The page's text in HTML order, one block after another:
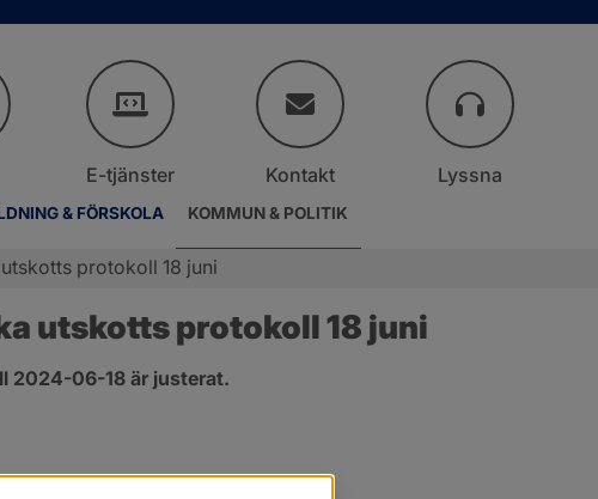
& FÖRSKOLA KOMMUN & POLITIK
E-tjänster Kontakt Lyssna
protokoll 18 juni
utskotts protokoll 18 juni
2024-06-18 är justerat.